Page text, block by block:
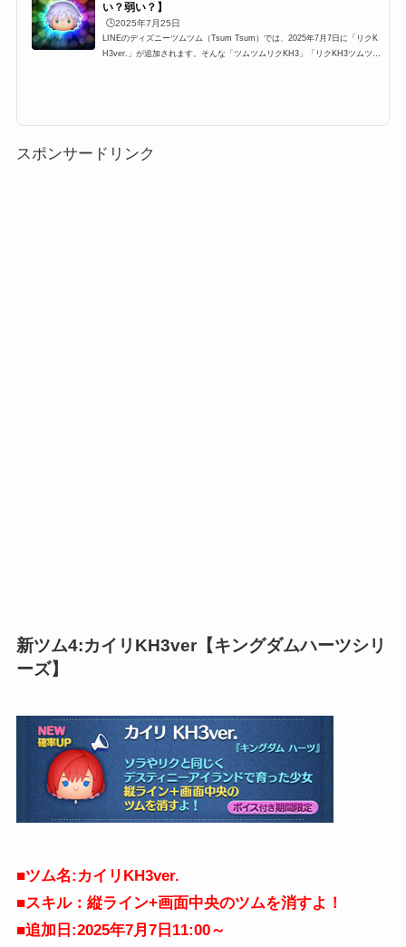
い？弱い？】
🕒️2025年7月25日
LINEのディズニーツムツム（Tsum Tsum）では、2025年7月7日に「リクK
H3ver.」が追加されます。そんな「ツムツムリクKH3」「リクKH3ツムツ
新ツム合計5体の評価はこちらでまとめ...
スポンサードリンク
新ツム4:カイリKH3ver【キングダムハーツシリ
ーズ】
■ツム名:カイリKH3ver.
■スキル：縦ライン+画面中央のツムを消すよ！
■追加日:2025年7月7日11:00～